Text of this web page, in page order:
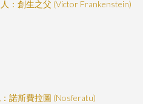
：創生之父 (Victor Frankenstein)
諾斯費拉圖 (Nosferatu)